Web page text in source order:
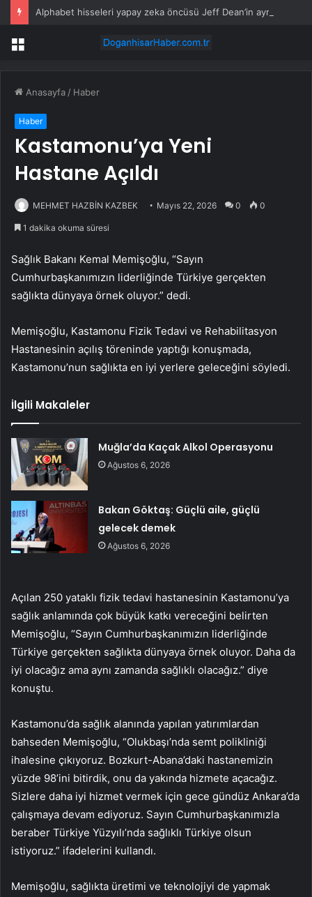
Menü
Anasayfa / Haber
Haber
Kastamonu’ya Yeni
Hastane Açıldı
MEHMET HAZBİN KAZBEK Mayıs 22, 2026 0 0
1 dakika okuma süresi
Sağlık Bakanı Kemal Memişoğlu, “Sayın
Cumhurbaşkanımızın liderliğinde Türkiye gerçekten
sağlıkta dünyaya örnek oluyor.” dedi.
Memişoğlu, Kastamonu Fizik Tedavi ve Rehabilitasyon
Hastanesinin açılış töreninde yaptığı konuşmada,
Kastamonu’nun sağlıkta en iyi yerlere geleceğini söyledi.
İlgili Makaleler
Muğla’da Kaçak Alkol Operasyonu
Ağustos 6, 2026
Bakan Göktaş: Güçlü aile, güçlü
gelecek demek
Ağustos 6, 2026
Açılan 250 yataklı fizik tedavi hastanesinin Kastamonu’ya
sağlık anlamında çok büyük katkı vereceğini belirten
Memişoğlu, “Sayın Cumhurbaşkanımızın liderliğinde
Türkiye gerçekten sağlıkta dünyaya örnek oluyor. Daha da
iyi olacağız ama aynı zamanda sağlıklı olacağız.” diye
konuştu.
Kastamonu’da sağlık alanında yapılan yatırımlardan
bahseden Memişoğlu, “Olukbaşı’nda semt polikliniği
ihalesine çıkıyoruz. Bozkurt-Abana’daki hastanemizin
yüzde 98’ini bitirdik, onu da yakında hizmete açacağız.
Sizlere daha iyi hizmet vermek için gece gündüz Ankara’da
çalışmaya devam ediyoruz. Sayın Cumhurbaşkanımızla
beraber Türkiye Yüzyılı’nda sağlıklı Türkiye olsun
istiyoruz.” ifadelerini kullandı.
Memişoğlu, sağlıkta üretimi ve teknolojiyi de yapmak